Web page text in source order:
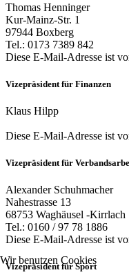
Thomas Henninger
Kur-Mainz-Str. 1
97944 Boxberg
Tel.: 0173 7389 842
Diese E-Mail-Adresse ist
Vizepräsident für Finanzen
Klaus Hilpp
Diese E-Mail-Adresse ist
Vizepräsident für
Alexander Schuhmacher
Nahestrasse 13
68753 Waghäusel -Kirrlach
Tel.: 0160 / 97 78 1886
Diese E-Mail-Adresse ist
Vizepräsident für Sport
Wir benutzen Cookies